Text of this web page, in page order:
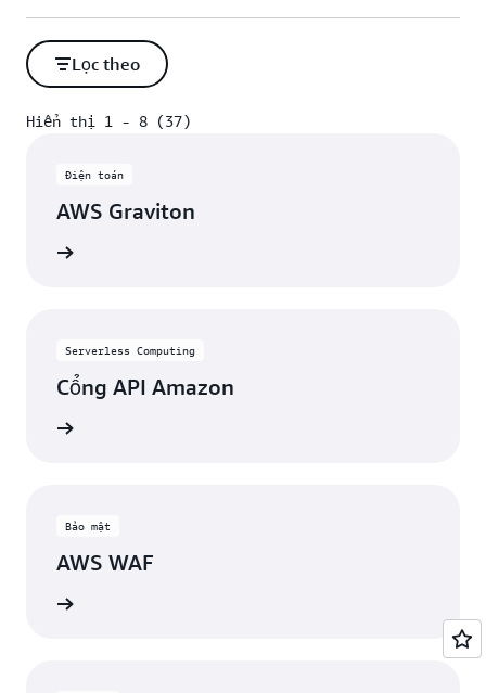
Lọc theo
Hiển thị 1 - 8 (37)
Điện toán
AWS Graviton
Serverless Computing
Cổng API Amazon
Bảo mật
AWS WAF